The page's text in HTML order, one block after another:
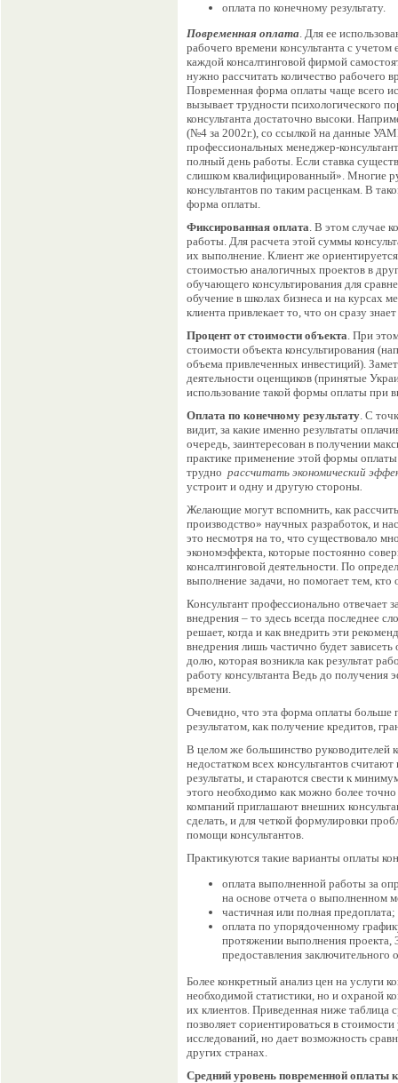
оплата по конечному результату.
Повременная оплата . Для ее
рабочего времени консультанта с
каждой консалтинговой фирмой
нужно рассчитать количество рабочего
Повременная форма оплаты чаще всего
вызывает трудности психологического
консультанта достаточно высоки.
(№4 за 2002г.), со ссылкой на данные
профессиональных менеджер-
полный день работы. Если ставка
слишком квалифицированный». Многие
консультантов по таким расценкам. В
форма оплаты.
Фиксированная оплата . В этом случае
работы. Для расчета этой суммы
их выполнение. Клиент же
стоимостью аналогичных проектов в
обучающего консультирования для
обучение в школах бизнеса и на курсах
клиента привлекает то, что он сразу
Процент от стоимости объекта . При
стоимости объекта консультирования
объема привлеченных инвестиций).
деятельности оценщиков (принятые
использование такой формы оплаты при
Оплата по конечному результату . С
видит, за какие именно результаты
очередь, заинтересован в получении
практике применение этой формы
трудно рассчитать экономический
устроит и одну и другую стороны
Желающие могут вспомнить, как
производство» научных разработок, и
это несмотря на то, что существовало
экономэффекта, которые постоянно
консалтинговой деятельности. По
выполнение задачи, но помогает тем, кто
Консультант профессионально отвечает
внедрения – то здесь всегда последнее
решает, когда и как внедрить эти
внедрения лишь частично будет
долю, которая возникла как результат
работу консультанта Ведь до
времени.
Очевидно, что эта форма оплаты больше
результатом, как получение кредитов,
В целом же большинство руководителей
недостатком всех консультантов
результаты, и стараются свести к
этого необходимо как можно более
компаний приглашают внешних
сделать, и для четкой формулировки
помощи консультантов.
Практикуются такие варианты оплаты
оплата выполненной работы за
на основе отчета о выполненном
частичная или полная предоплата;
оплата по упорядоченному
протяжении выполнения проекта,
предоставления заключительного
Более конкретный анализ цен на услуги
необходимой статистики, но и охраной
их клиентов. Приведенная ниже таблица
позволяет сориентироваться в
исследований, но дает возможность
других странах.
Средний уровень повременной оплаты